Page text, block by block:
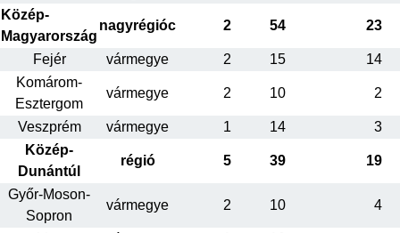
Közép-
Magyarország
nagyrégióc 2 54 23
Fejér vármegye 2 15
14
Komárom-
Esztergom
vármegye 2 10 2
Veszprém vármegye 1 14
3
Közép-
Dunántúl
régió 5 39 19
Győr-Moson-
Sopron
vármegye 2 10 4